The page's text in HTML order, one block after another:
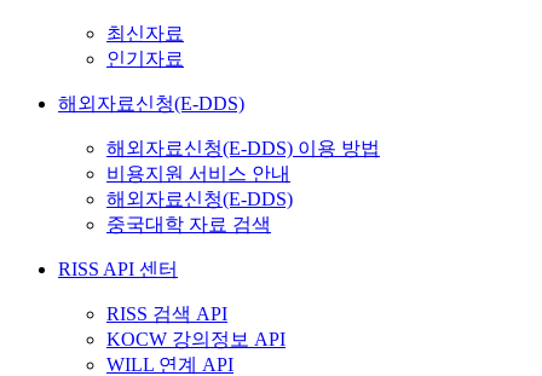
최신자료
인기자료
해외자료신청(E-DDS)
해외자료신청(E-DDS) 이용 방법
비용지원 서비스 안내
해외자료신청(E-DDS)
중국대학 자료 검색
RISS API 센터
RISS 검색 API
KOCW 강의정보 API
WILL 연계 API